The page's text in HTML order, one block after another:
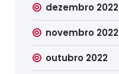
dezembro 2022
novembro 2022
outubro 2022